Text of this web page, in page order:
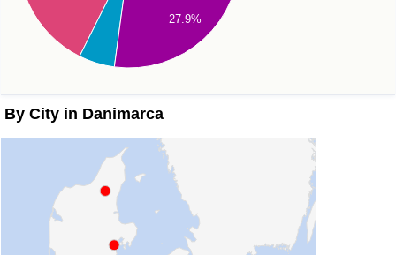
27.9%
By City in Danimarca